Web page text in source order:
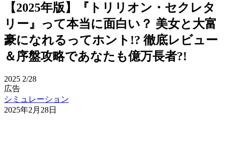
【2025年版】『トリリオン・セクレタ
リー』って本当に面白い？ 美女と大富
豪になれるってホント!? 徹底レビュー
＆序盤攻略であなたも億万長者?!
2025 2/28
広告
シミュレーション
2025年2月28日